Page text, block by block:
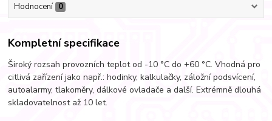
Hodnocení 0
Kompletní specifikace
Široký rozsah provozních teplot od -10 °C do +60 °C. Vhodná pro
citlivá zařízení jako např.: hodinky, kalkulačky, záložní podsvícení,
autoalarmy, tlakoměry, dálkové ovladače a další. Extrémně dlouhá
skladovatelnost až 10 let.